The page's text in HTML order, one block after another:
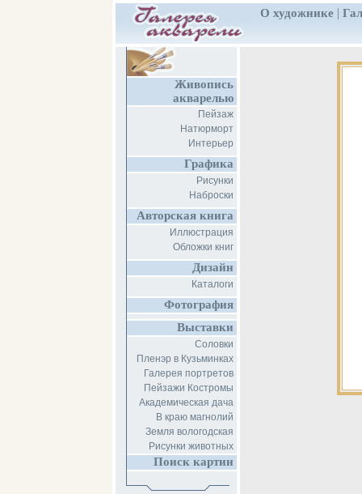
О художнике |
Живопись
акварелью
Пейзаж
Натюрморт
Интерьер
Графика
Рисунки
Наброски
Авторская книга
Иллюстрация
Обложки книг
Дизайн
Каталоги
Фотография
Выставки
Соловки
Пленэр в Кузьминках
Галерея портретов
Пейзажи Костромы
Академическая дача
В краю магнолий
Земля вологодская
Рисунки животных
Поиск картин